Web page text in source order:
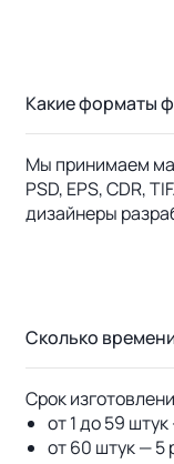
Какие форматы
Мы принимаем
PSD, EPS, CDR,
дизайнеры
Сколько
Срок
от 1 до 59
от 60 штук — 5